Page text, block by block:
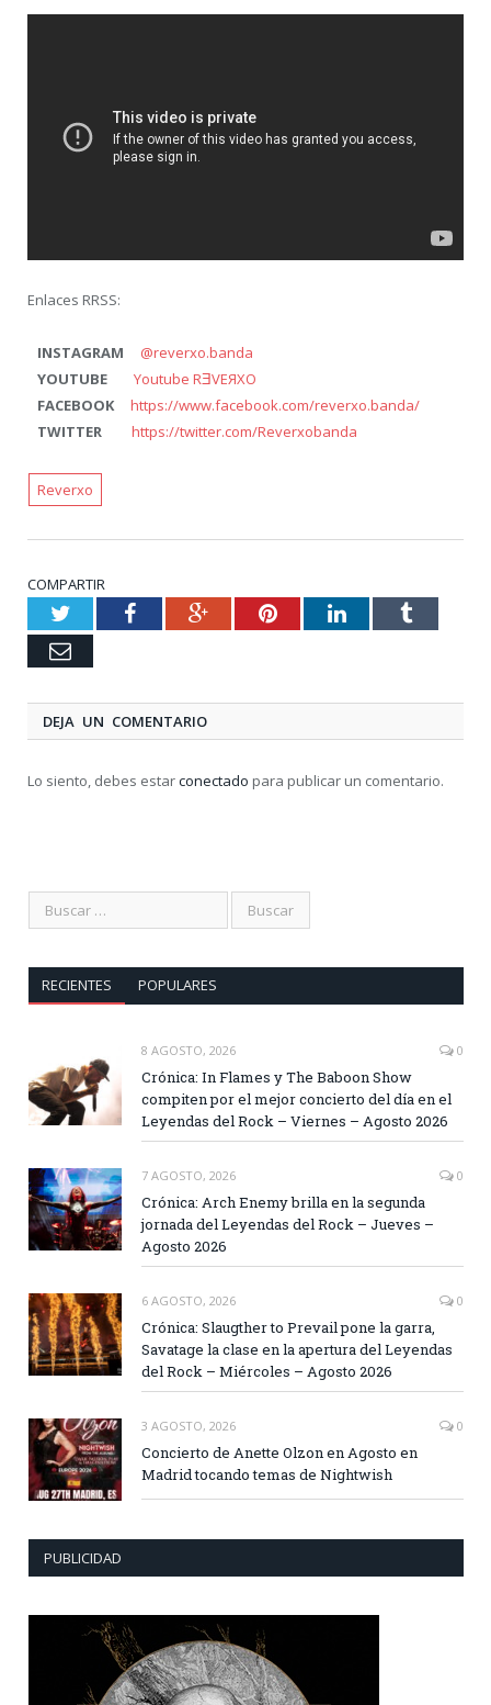
Enlaces RRSS:
INSTAGRAM @reverxo.banda
YOUTUBE Youtube RƎVEЯXO
FACEBOOK https://www.facebook.com/reverxo.banda/
TWITTER https://twitter.com/Reverxobanda
Reverxo
COMPARTIR
TwitterFacebookGoogle+PinterestLinkedInTumblr
Email
DEJA UN COMENTARIO
Lo siento, debes estarconectado para publicar un comentario.
RECIENTES POPULARES
8 AGOSTO, 2026 0
Crónica: In Flames y The Baboon Show
compiten por el mejor concierto del día en el
Leyendas del Rock – Viernes – Agosto 2026
7 AGOSTO, 2026 0
Crónica: Arch Enemy brilla en la segunda
jornada del Leyendas del Rock – Jueves –
Agosto 2026
6 AGOSTO, 2026 0
Crónica: Slaugther to Prevail pone la garra,
Savatage la clase en la apertura del Leyendas
del Rock – Miércoles – Agosto 2026
3 AGOSTO, 2026 0
Concierto de Anette Olzon en Agosto en
Madrid tocando temas de Nightwish
PUBLICIDAD